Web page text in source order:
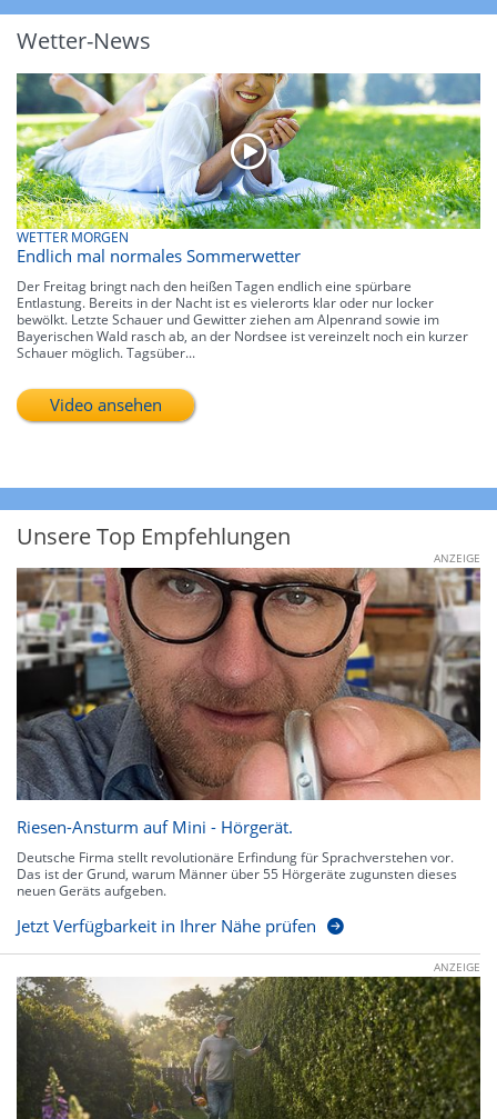
Wetter-News
WETTER MORGEN
Endlich mal normales Sommerwetter
Der Freitag bringt nach den heißen Tagen endlich eine spürbare
Entlastung. Bereits in der Nacht ist es vielerorts klar oder nur locker
bewölkt. Letzte Schauer und Gewitter ziehen am Alpenrand sowie im
Bayerischen Wald rasch ab, an der Nordsee ist vereinzelt noch ein kurzer
Schauer möglich. Tagsüber...
Video ansehen
Unsere Top Empfehlungen
ANZEIGE
Riesen-Ansturm auf Mini - Hörgerät.
Deutsche Firma stellt revolutionäre Erfindung für Sprachverstehen vor.
Das ist der Grund, warum Männer über 55 Hörgeräte zugunsten dieses
neuen Geräts aufgeben.
Jetzt Verfügbarkeit in Ihrer Nähe prüfen
ANZEIGE